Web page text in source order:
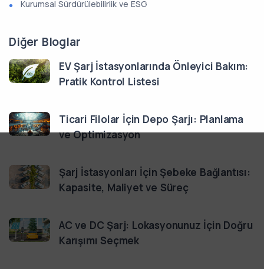
Kurumsal Sürdürülebilirlik ve ESG
Diğer Bloglar
EV Şarj İstasyonlarında Önleyici Bakım:
Pratik Kontrol Listesi
Ticari Filolar İçin Depo Şarjı: Planlama
ve Optimizasyon
Şarj İstasyonları İçin Şebeke Bağlantısı:
Kapasite, Maliyet ve Süreç
AC ve DC Şarj: Lokasyonunuz İçin Doğru
Karışımı Seçmek